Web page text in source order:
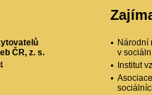
ČR, z. s.
Národní
v
Institut